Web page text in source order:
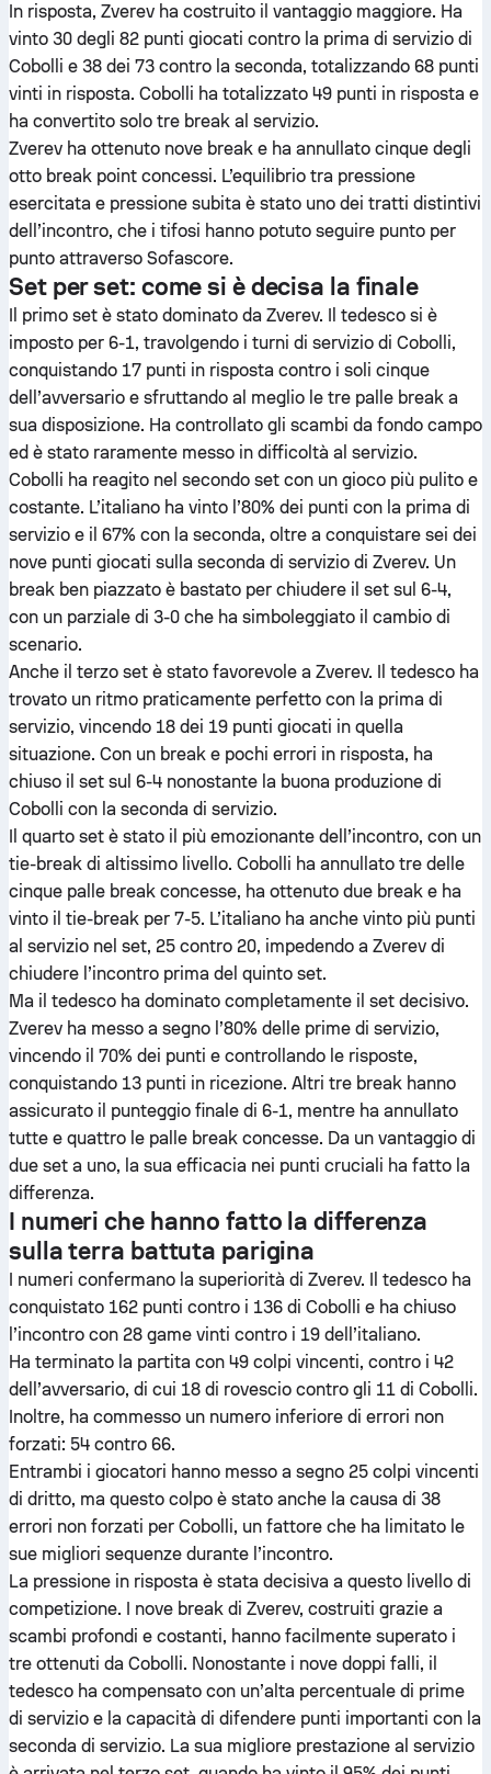
In risposta, Zverev ha costruito il vantaggio maggiore. Ha
vinto 30 degli 82 punti giocati contro la prima di servizio di
Cobolli e 38 dei 73 contro la seconda, totalizzando 68 punti
vinti in risposta. Cobolli ha totalizzato 49 punti in risposta e
ha convertito solo tre break al servizio.
Zverev ha ottenuto nove break e ha annullato cinque degli
otto break point concessi. L’equilibrio tra pressione
esercitata e pressione subita è stato uno dei tratti distintivi
dell’incontro, che i tifosi hanno potuto seguire punto per
punto attraverso Sofascore.
Set per set: come si è decisa la finale
Il primo set è stato dominato da Zverev. Il tedesco si è
imposto per 6-1, travolgendo i turni di servizio di Cobolli,
conquistando 17 punti in risposta contro i soli cinque
dell’avversario e sfruttando al meglio le tre palle break a
sua disposizione. Ha controllato gli scambi da fondo campo
ed è stato raramente messo in difficoltà al servizio.
Cobolli ha reagito nel secondo set con un gioco più pulito e
costante. L’italiano ha vinto l’80% dei punti con la prima di
servizio e il 67% con la seconda, oltre a conquistare sei dei
nove punti giocati sulla seconda di servizio di Zverev. Un
break ben piazzato è bastato per chiudere il set sul 6-4,
con un parziale di 3-0 che ha simboleggiato il cambio di
scenario.
Anche il terzo set è stato favorevole a Zverev. Il tedesco ha
trovato un ritmo praticamente perfetto con la prima di
servizio, vincendo 18 dei 19 punti giocati in quella
situazione. Con un break e pochi errori in risposta, ha
chiuso il set sul 6-4 nonostante la buona produzione di
Cobolli con la seconda di servizio.
Il quarto set è stato il più emozionante dell’incontro, con un
tie-break di altissimo livello. Cobolli ha annullato tre delle
cinque palle break concesse, ha ottenuto due break e ha
vinto il tie-break per 7-5. L’italiano ha anche vinto più punti
al servizio nel set, 25 contro 20, impedendo a Zverev di
chiudere l’incontro prima del quinto set.
Ma il tedesco ha dominato completamente il set decisivo.
Zverev ha messo a segno l’80% delle prime di servizio,
vincendo il 70% dei punti e controllando le risposte,
conquistando 13 punti in ricezione. Altri tre break hanno
assicurato il punteggio finale di 6-1, mentre ha annullato
tutte e quattro le palle break concesse. Da un vantaggio di
due set a uno, la sua efficacia nei punti cruciali ha fatto la
differenza.
I numeri che hanno fatto la differenza
sulla terra battuta parigina
I numeri confermano la superiorità di Zverev. Il tedesco ha
conquistato 162 punti contro i 136 di Cobolli e ha chiuso
l’incontro con 28 game vinti contro i 19 dell’italiano.
Ha terminato la partita con 49 colpi vincenti, contro i 42
dell’avversario, di cui 18 di rovescio contro gli 11 di Cobolli.
Inoltre, ha commesso un numero inferiore di errori non
forzati: 54 contro 66.
Entrambi i giocatori hanno messo a segno 25 colpi vincenti
di dritto, ma questo colpo è stato anche la causa di 38
errori non forzati per Cobolli, un fattore che ha limitato le
sue migliori sequenze durante l’incontro.
La pressione in risposta è stata decisiva a questo livello di
competizione. I nove break di Zverev, costruiti grazie a
scambi profondi e costanti, hanno facilmente superato i
tre ottenuti da Cobolli. Nonostante i nove doppi falli, il
tedesco ha compensato con un’alta percentuale di prime
di servizio e la capacità di difendere punti importanti con la
seconda di servizio. La sua migliore prestazione al servizio